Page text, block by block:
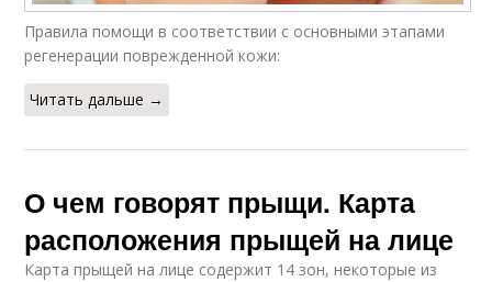
Правила помощи в соответствии с основными этапами
регенерации поврежденной кожи:
Читать дальше →
О чем говорят прыщи. Карта
расположения прыщей на лице
Карта прыщей на лице содержит 14 зон, некоторые из